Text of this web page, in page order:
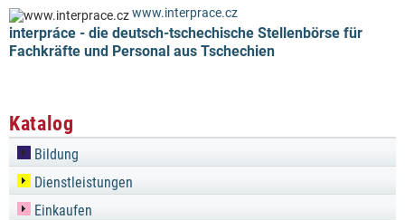
www.interprace.cz
interpráce - die deutsch-tschechische Stellenbörse für
Fachkräfte und Personal aus Tschechien
Katalog
Bildung
Dienstleistungen
Einkaufen